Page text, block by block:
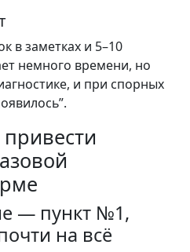
в заметках и 5–10
немного времени, но
и при спорных
— пункт №1,
на всё